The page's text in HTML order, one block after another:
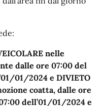
nelle
dalle ore 07:00 del
01/2024 e DIVIETO
coatta, dalle ore
dell’01/01/2024 e